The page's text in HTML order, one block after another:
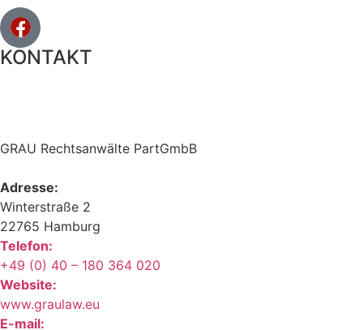
KONTAKT
GRAU Rechtsanwälte PartGmbB
Adresse:
Winterstraße 2
22765 Hamburg
Telefon:
+49 (0) 40 – 180 364 020
Website:
www.graulaw.eu
E-mail: